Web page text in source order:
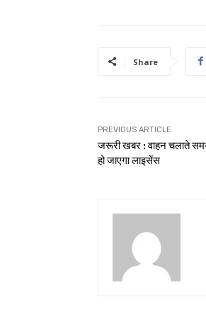
Share
PREVIOUS ARTICLE
जरूरी खबर : वाहन चलाते
हो जाएगा लाइसेंस